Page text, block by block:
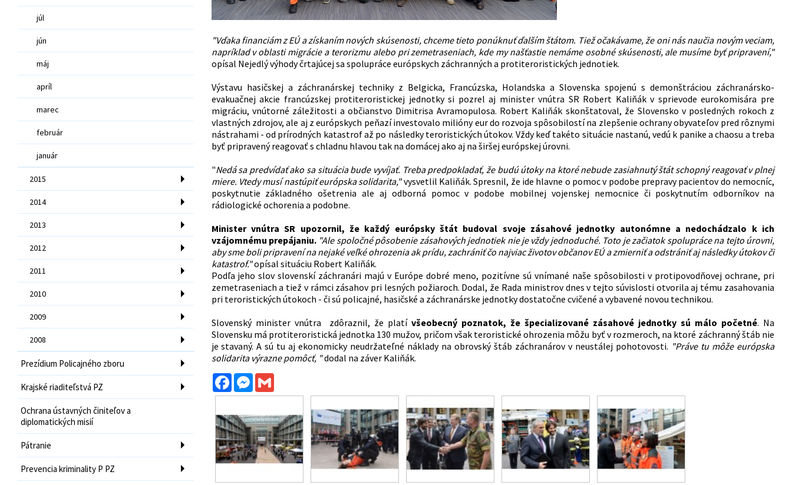
júl
jún
máj
apríl
marec
február
január
2015
2014
2013
2012
2011
2010
2009
2008
Prezídium Policajného zboru
Krajské riaditeľstvá PZ
Ochrana ústavných činiteľov a
diplomatických misií
Pátranie
Prevencia kriminality P PZ
"Vďaka financiám z EÚ a získaním nových skúsenosti, chceme tieto ponúknuť ďalším štátom. Tiež očakávame, že oni nás naučia novým veciam,
napríklad v oblasti migrácie a terorizmu alebo pri zemetraseniach, kde my našťastie nemáme osobné skúsenosti, ale musíme byť pripravení,"
opísal Nejedlý výhody črtajúcej sa spolupráce európskych záchranných a protiteroristických jednotiek.
Výstavu hasičskej a záchranárskej techniky z Belgicka, Francúzska, Holandska a Slovenska spojenú s demonštráciou záchranársko-
evakuačnej akcie francúzskej protiteroristickej jednotky si pozrel aj minister vnútra SR Robert Kaliňákv sprievode eurokomisára pre
migráciu, vnútorné záležitosti a občianstvo Dimitrisa Avramopulosa. Robert Kaliňák skonštatoval, že Slovensko v posledných rokoch z
vlastných zdrojov, ale aj z európskych peňazí investovalo milióny eur do rozvoja spôsobilostí na zlepšenie ochrany obyvateľov pred rôznymi
nástrahami - od prírodných katastrof až po následky teroristických útokov. Vždy keď takéto situácie nastanú, vedú k panike a chaosu a treba
byť pripravený reagovať s chladnu hlavou tak na domácej ako aj na širšej európskej úrovni.
"Nedá sa predvídať ako sa situácia bude vyvíjať. Treba predpokladať, že budú útoky na ktoré nebude zasiahnutý štát schopný reagovať v plnej
miere. Vtedy musí nastúpiť európska solidarita,"vysvetlil Kaliňák. Spresnil, že ide hlavne o pomoc v podobe prepravy pacientov do nemocníc,
poskytnutie základného ošetrenia ale aj odborná pomoc v podobe mobilnej vojenskej nemocnice či poskytnutím odborníkov na
rádiologické ochorenia a podobne.
Minister vnútra SR upozornil, že každý európsky štát budoval svoje zásahové jednotky autonómne a nedochádzalo k ich
vzájomnému prepájaniu. "Ale spoločné pôsobenie zásahových jednotiek nie je vždy jednoduché. Toto je začiatok spolupráce na tejto úrovni,
aby sme boli pripravení na nejaké veľké ohrozenia ak prídu, zachrániť čo najviac životov občanov EÚ a zmierniť a odstrániť aj následky útokov či
katastrof."opísal situáciu Robert Kaliňák.
Podľa jeho slov slovenskí záchranári majú v Európe dobré meno, pozitívne sú vnímané naše spôsobilosti v protipovodňovej ochrane, pri
zemetraseniach a tiež v rámci zásahov pri lesných požiaroch. Dodal, že Rada ministrov dnes v tejto súvislosti otvorila aj tému zasahovania
pri teroristických útokoch - či sú policajné, hasičské a záchranárske jednotky dostatočne cvičené a vybavené novou technikou.
Slovenský minister vnútra
zdôraznil, že platí všeobecný poznatok, že špecializované zásahové jednotky sú málo početné. Na
Slovensku má protiteroristická jednotka 130 mužov, pričom však teroristické ohrozenia môžu byť v rozmeroch, na ktoré záchranný štáb nie
je stavaný. A sú tu aj ekonomicky neudržateľné náklady na obrovský štáb záchranárov v neustálej pohotovosti. "Práve tu môže európska
solidarita výrazne pomôcť, "dodal na záver Kaliňák.
FacebookMessenger
Gmail